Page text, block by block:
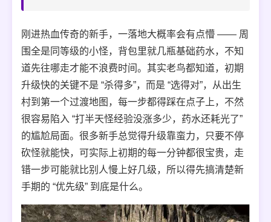
刚进热血传奇的新手，一落地大概率会有点懵 —— 周
围全是同等级的小怪，背包里就几瓶基础药水，不知
道先往哪走才能不浪费时间。其实老鸟都知道，初期
升级快的关键不是 “杀得多”，而是 “选得对”，从出生
村到第一个过渡地图，每一步都得踩在点子上，不然
很容易陷入 “打半天怪经验没涨多少，药水还耗光了”
的尴尬局面。很多新手总觉得升级靠蛮力，只要不停
砍怪就能快，可实际上初期的每一分钟都很宝贵，走
错一步可能就比别人慢上好几级，所以得先搞清楚新
手期的 “优先级” 到底是什么。